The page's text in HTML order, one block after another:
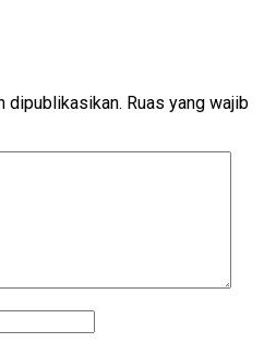
dipublikasikan. Ruas yang wajib